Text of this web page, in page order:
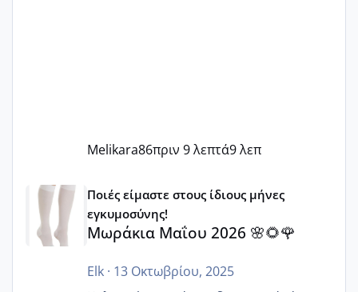
Melikara86πριν 9 λεπτά9 λεπ
Μωράκια Μαΐου 2026 🌸🌻🌹
Ποιές είμαστε στους ίδιους μήνες
εγκυμοσύνης!
Μωράκια Μαΐου 2026 🌸🌻🌹
Elk· 13 Οκτωβρίου, 2025